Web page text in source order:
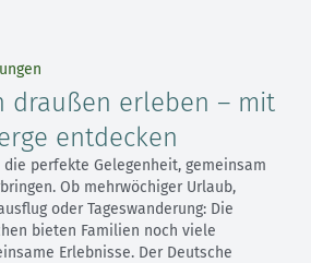
draußen erleben – mit
entdecken
perfekte Gelegenheit, gemeinsam
Ob mehrwöchiger Urlaub,
oder Tageswanderung: Die
bieten Familien noch viele
Erlebnisse. Der Deutsche